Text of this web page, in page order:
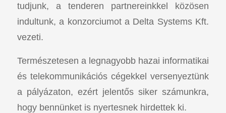
tudjunk, a tenderen partnereinkkel közösen
indultunk, a konzorciumot a Delta Systems Kft.
vezeti.
Természetesen a legnagyobb hazai informatikai
és telekommunikációs cégekkel versenyeztünk
a pályázaton, ezért jelentős siker számunkra,
hogy bennünket is nyertesnek hirdettek ki.